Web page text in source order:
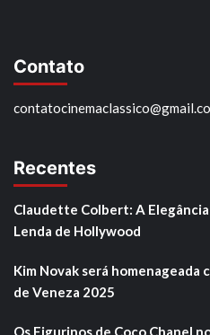
Contato
Recentes
Claudette Colbert: A
Lenda de Hollywood
Kim Novak será homenageada
de Veneza 2025
Os Figurinos de Coco Chanel